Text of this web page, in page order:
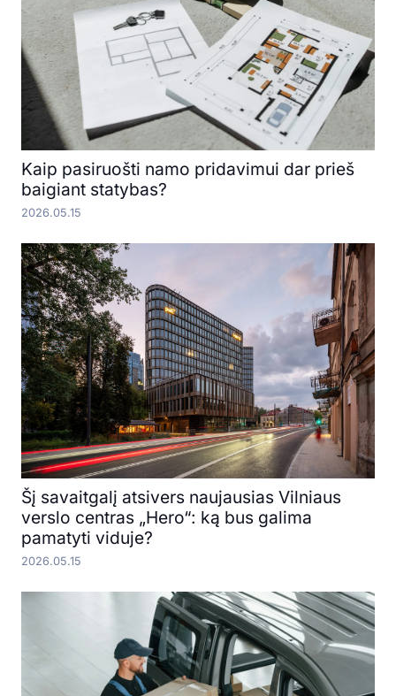
Kaip pasiruošti namo pridavimui dar prieš
baigiant statybas?
2026.05.15
Šį savaitgalį atsivers naujausias Vilniaus
verslo centras „Hero“: ką bus galima
pamatyti viduje?
2026.05.15